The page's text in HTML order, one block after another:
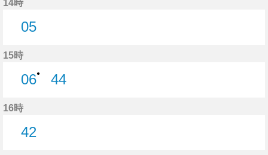
14時
05
15時
06●
44
16時
42